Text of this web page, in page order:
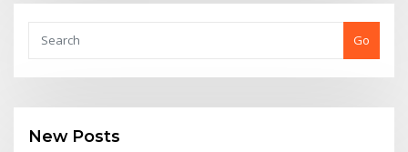
Go
New Posts